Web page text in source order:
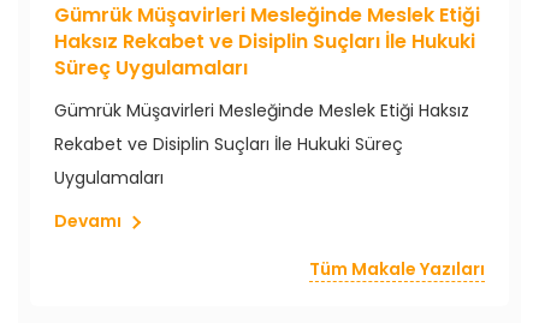
Gümrük Müşavirleri Mesleğinde Meslek Etiği
Haksız Rekabet ve Disiplin Suçları İle Hukuki
Süreç Uygulamaları
Gümrük Müşavirleri Mesleğinde Meslek Etiği Haksız
Rekabet ve Disiplin Suçları İle Hukuki Süreç
Uygulamaları
Devamı
Tüm Makale Yazıları